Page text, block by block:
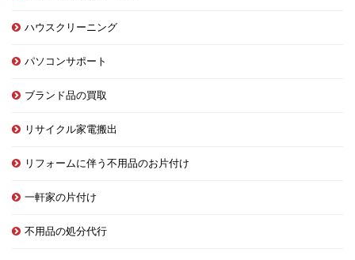
ハウスクリーニング
パソコンサポート
ブランド品の買取
リサイクル家電搬出
リフォームに伴う不用品のお片付け
一軒家の片付け
不用品の処分代行